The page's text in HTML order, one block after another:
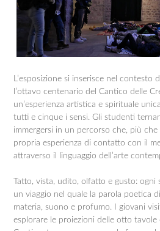
L’esposizione si inserisce nel contesto
l’ottavo centenario del Cantico delle
un’esperienza artistica e spirituale
tutti e cinque i sensi. Gli studenti
immergersi in un percorso che, più
propria esperienza di contatto con il
attraverso il linguaggio dell’arte
Tatto, vista, udito, olfatto e gusto: ogni
un viaggio nel quale la parola poetica
materia, suono e profumo. I giovani
esplorare le proiezioni delle otto tavole